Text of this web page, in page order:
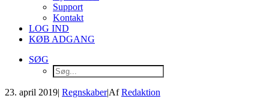
Support
Kontakt
LOG IND
KØB ADGANG
SØG
23. april 2019| Regnskaber|AfRedaktion